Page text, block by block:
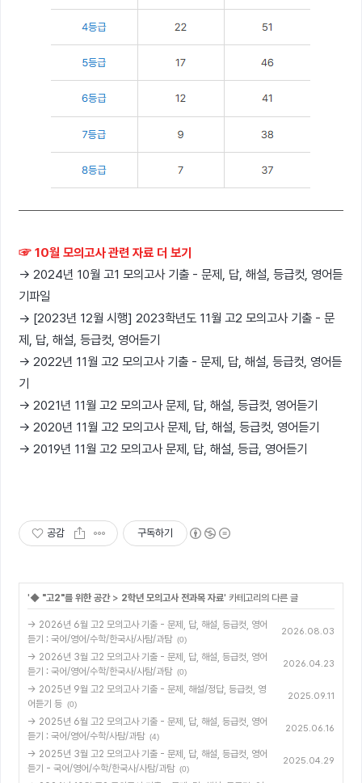
☞ 10월 모의고사 관련 자료 더 보기
→ 2024년 10월 고1 모의고사 기출 - 문제, 답, 해설, 등급컷, 영어듣
기파일
→ [2023년 12월 시행] 2023학년도 11월 고2 모의고사 기출 - 문
제, 답, 해설, 등급컷, 영어듣기
→ 2022년 11월 고2 모의고사 기출 - 문제, 답, 해설, 등급컷, 영어듣
기
→ 2021년 11월 고2 모의고사 문제, 답, 해설, 등급컷, 영어듣기
→ 2020년 11월 고2 모의고사 문제, 답, 해설, 등급컷, 영어듣기
→ 2019년 11월 고2 모의고사 문제, 답, 해설, 등급, 영어듣기
공감 구독하기
'◆ "고2"를 위한 공간 > 2학년 모의고사 전과목 자료' 카테고리의 다른 글
→ 2026년 6월 고2 모의고사 기출 - 문제, 답, 해설, 등급컷, 영어
듣기 : 국어/영어/수학/한국사/사탐/과탐 (0)
2026.08.03
→ 2026년 3월 고2 모의고사 기출 - 문제, 답, 해설, 등급컷, 영어
듣기 : 국어/영어/수학/한국사/사탐/과탐 (0)
2026.04.23
→ 2025년 9월 고2 모의고사 기출 - 문제, 해설/정답, 등급컷, 영
어듣기 등 (0)
2025.09.11
→ 2025년 6월 고2 모의고사 기출 - 문제, 답, 해설, 등급컷, 영어
듣기 : 국어/영어/수학/사탐/과탐 (4)
2025.06.16
→ 2025년 3월 고2 모의고사 기출 - 문제, 답, 해설, 등급컷, 영어
듣기 - 국어/영어/수학/한국사/사탐/과탐 (0)
2025.04.29